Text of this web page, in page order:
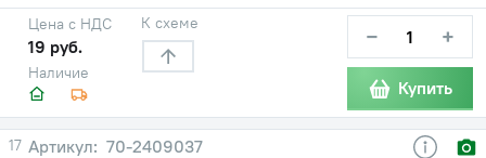
Наличие
Цена с НДС
19 руб.
К схеме − +
Купить
17
70-2409037